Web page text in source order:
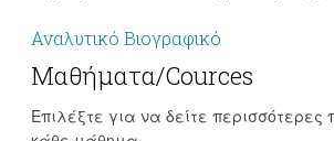
Αναλυτικό Βιογραφικό
Μαθήματα/Cources
Επιλέξτε για να δείτε περισσότερες